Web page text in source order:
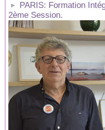
PARIS: Formation
2ème Session.